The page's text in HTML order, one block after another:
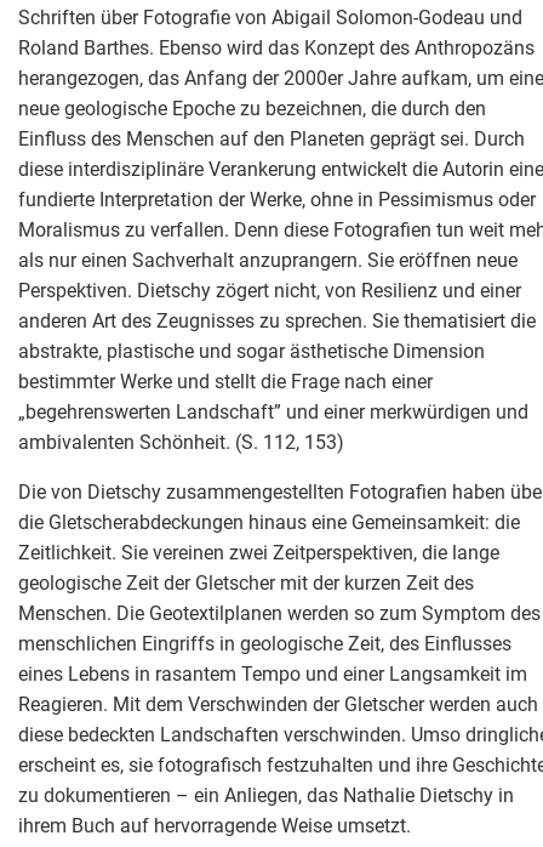
Schriften über Fotografie von Abigail Solomon-Godeau und
Roland Barthes. Ebenso wird das Konzept des Anthropozäns
herangezogen, das Anfang der 2000er Jahre aufkam, um eine
neue geologische Epoche zu bezeichnen, die durch den
Einfluss des Menschen auf den Planeten geprägt sei. Durch
diese interdisziplinäre Verankerung entwickelt die Autorin eine
fundierte Interpretation der Werke, ohne in Pessimismus oder
Moralismus zu verfallen. Denn diese Fotografien tun weit
als nur einen Sachverhalt anzuprangern. Sie eröffnen neue
Perspektiven. Dietschy zögert nicht, von Resilienz und einer
anderen Art des Zeugnisses zu sprechen. Sie thematisiert die
abstrakte, plastische und sogar ästhetische Dimension
bestimmter Werke und stellt die Frage nach einer
„begehrenswerten Landschaft” und einer merkwürdigen und
ambivalenten Schönheit. (S. 112, 153)
Die von Dietschy zusammengestellten Fotografien haben
die Gletscherabdeckungen hinaus eine Gemeinsamkeit: die
Zeitlichkeit. Sie vereinen zwei Zeitperspektiven, die lange
geologische Zeit der Gletscher mit der kurzen Zeit des
Menschen. Die Geotextilplanen werden so zum Symptom des
menschlichen Eingriffs in geologische Zeit, des Einflusses
eines Lebens in rasantem Tempo und einer Langsamkeit im
Reagieren. Mit dem Verschwinden der Gletscher werden auch
diese bedeckten Landschaften verschwinden. Umso
erscheint es, sie fotografisch festzuhalten und ihre
zu dokumentieren – ein Anliegen, das Nathalie Dietschy in
ihrem Buch auf hervorragende Weise umsetzt.